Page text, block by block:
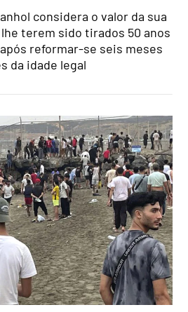
considera o valor da sua
terem sido tirados 50 anos
reformar-se seis meses
da idade legal